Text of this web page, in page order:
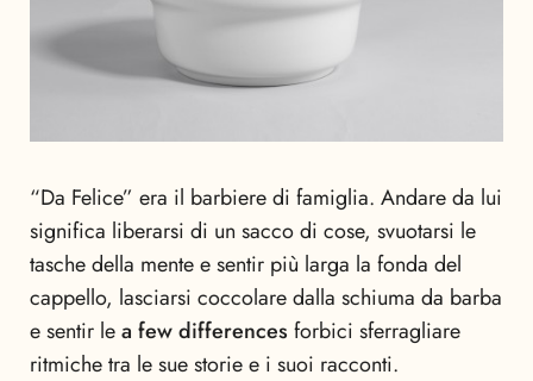
“Da Felice” era il barbiere di famiglia. Andare da lui
significa liberarsi di un sacco di cose, svuotarsi le
tasche della mente e sentir più larga la fonda del
cappello, lasciarsi coccolare dalla schiuma da barba
e sentir lea few differences forbici sferragliare
ritmiche tra le sue storie e i suoi racconti.